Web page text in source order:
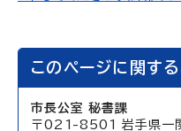
このページに関す
市長公室 秘書課
〒021-8501 岩手県一